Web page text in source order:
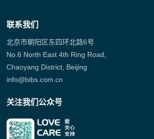
联系我们
北京市朝阳区东四环北路6号
No.6 North East 4th Ring Road,
Chaoyang District, Beijing
info@bibs.com.cn
关注我们公众号